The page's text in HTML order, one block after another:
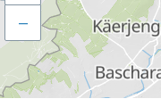
–